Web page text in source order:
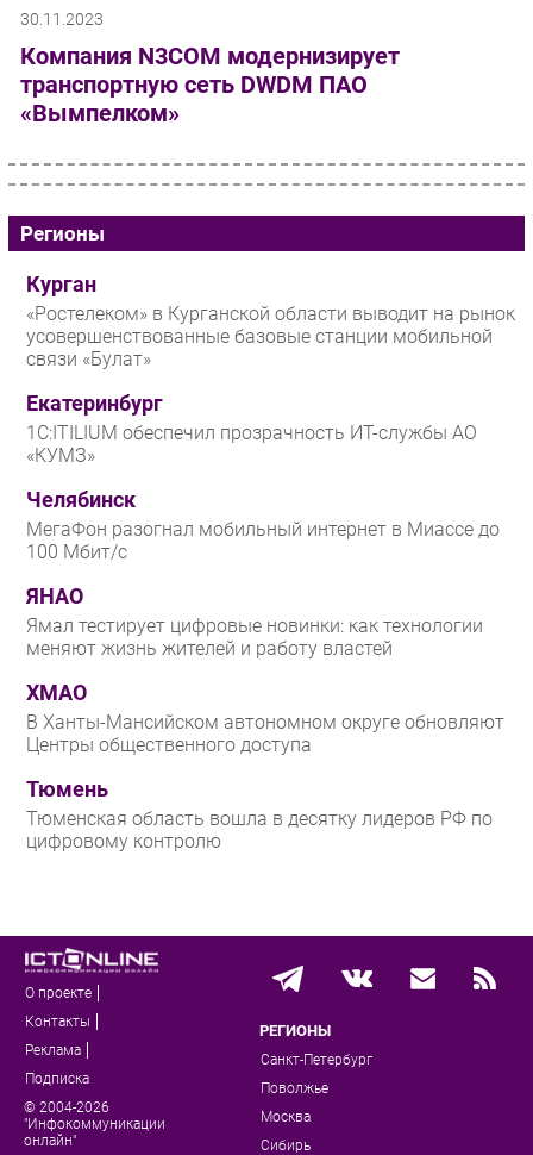
30.11.2023
Компания N3COM модернизирует
транспортную сеть DWDM ПАО
«Вымпелком»
Регионы
Курган
«Ростелеком» в Курганской области выводит на рынок
усовершенствованные базовые станции мобильной
связи «Булат»
Екатеринбург
1С:ITILIUM обеспечил прозрачность ИТ-службы АО
«КУМЗ»
Челябинск
МегаФон разогнал мобильный интернет в Миассе до
100 Мбит/с
ЯНАО
Ямал тестирует цифровые новинки: как технологии
меняют жизнь жителей и работу властей
ХМАО
В Ханты-Мансийском автономном округе обновляют
Центры общественного доступа
Тюмень
Тюменская область вошла в десятку лидеров РФ по
цифровому контролю
О проекте
Контакты
Реклама
Подписка
© 2004-2026
"Инфокоммуникации
онлайн"
РЕГИОНЫ
Санкт-Петербург
Поволжье
Москва
Сибирь